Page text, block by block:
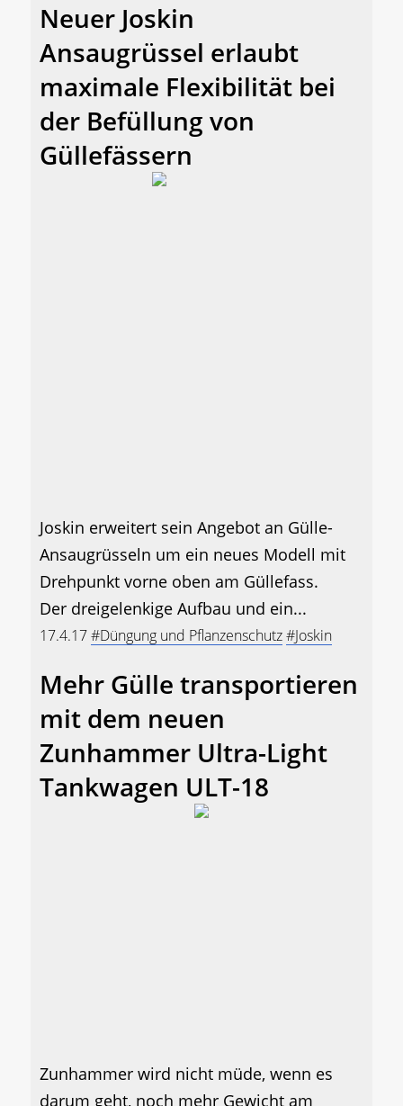
Neuer Joskin
Ansaugrüssel erlaubt
maximale Flexibilität bei
der Befüllung von
Güllefässern
Joskin erweitert sein Angebot an Gülle-
Ansaugrüsseln um ein neues Modell mit
Drehpunkt vorne oben am Güllefass.
Der dreigelenkige Aufbau und ein...
17.4.17#Düngung und Pflanzenschutz#Joskin
Mehr Gülle transportieren
mit dem neuen
Zunhammer Ultra-Light
Tankwagen ULT-18
Zunhammer wird nicht müde, wenn es
darum geht, noch mehr Gewicht am